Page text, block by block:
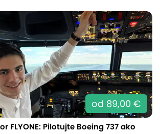
od 89,00 €
FLYONE: Pilotujte Boeing 737 ako